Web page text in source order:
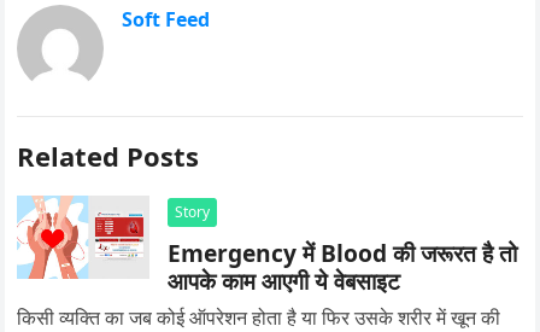
Soft Feed
Related Posts
Story
Emergency में Blood की जरूरत है तो
आपके काम आएगी ये वेबसाइट
किसी व्यक्ति का जब कोई ऑपरेशन होता है या फिर उसके शरीर में खून की